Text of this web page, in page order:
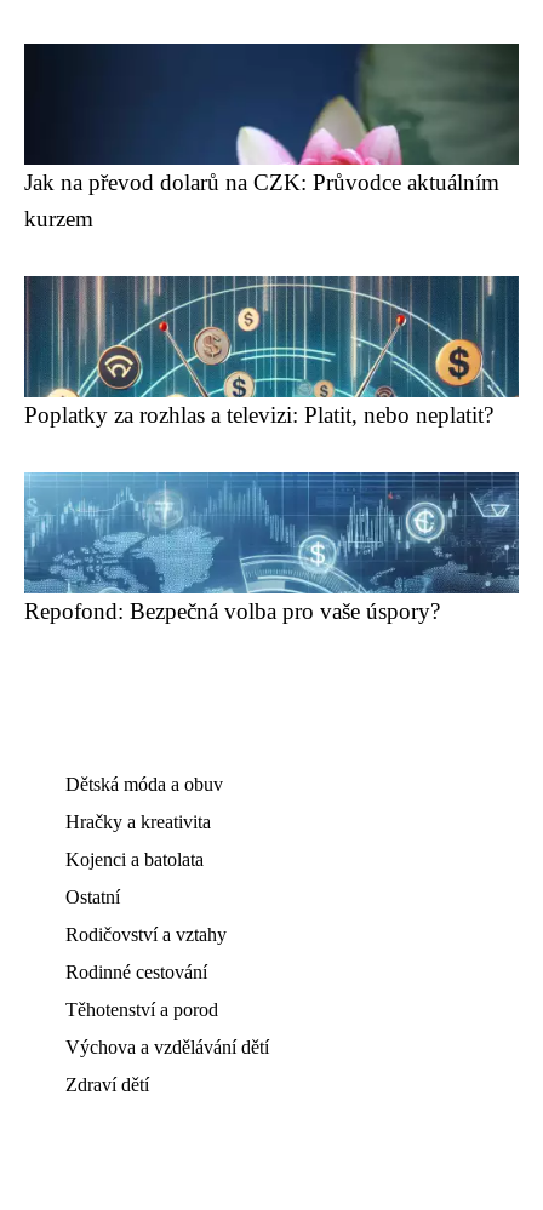
Jak na převod dolarů na CZK: Průvodce aktuálním
kurzem
Poplatky za rozhlas a televizi: Platit, nebo neplatit?
Repofond: Bezpečná volba pro vaše úspory?
Dětská móda a obuv
Hračky a kreativita
Kojenci a batolata
Ostatní
Rodičovství a vztahy
Rodinné cestování
Těhotenství a porod
Výchova a vzdělávání dětí
Zdraví dětí